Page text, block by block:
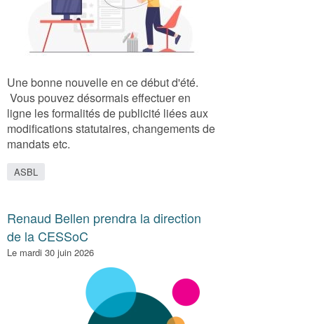
Une bonne nouvelle en ce début d'été.
Vous pouvez désormais effectuer en
ligne les formalités de publicité liées aux
modifications statutaires, changements de
mandats etc.
ASBL
Renaud Bellen prendra la direction
de la CESSoC
Le mardi 30 juin 2026